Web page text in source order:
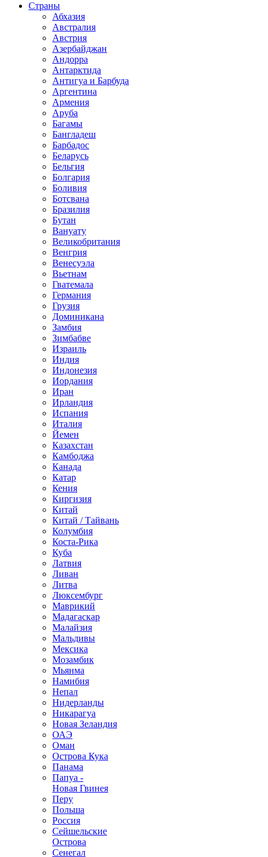
Страны
Абхазия
Австралия
Австрия
Азербайджан
Андорра
Антарктида
Антигуа и Барбуда
Аргентина
Армения
Аруба
Багамы
Бангладеш
Барбадос
Беларусь
Бельгия
Болгария
Боливия
Ботсвана
Бразилия
Бутан
Вануату
Великобритания
Венгрия
Венесуэла
Вьетнам
Гватемала
Германия
Грузия
Доминикана
Замбия
Зимбабве
Израиль
Индия
Индонезия
Иордания
Иран
Ирландия
Испания
Италия
Йемен
Казахстан
Камбоджа
Канада
Катар
Кения
Киргизия
Китай
Китай / Тайвань
Колумбия
Коста-Рика
Куба
Латвия
Ливан
Литва
Люксембург
Маврикий
Мадагаскар
Малайзия
Мальдивы
Мексика
Мозамбик
Мьянма
Намибия
Непал
Нидерланды
Никарагуа
Новая Зеландия
ОАЭ
Оман
Острова Кука
Панама
Папуа -
Новая Гвинея
Перу
Польша
Россия
Сейшельские
Острова
Сенегал